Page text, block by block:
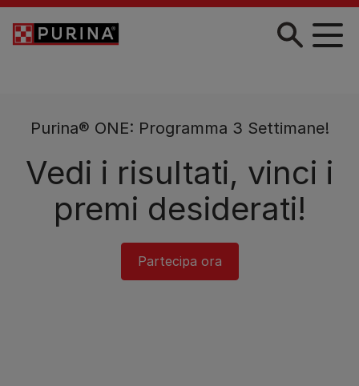
Skip to main content
Purina® ONE: Programma 3 Settimane!
Vedi i risultati, vinci i
premi desiderati!
Partecipa ora